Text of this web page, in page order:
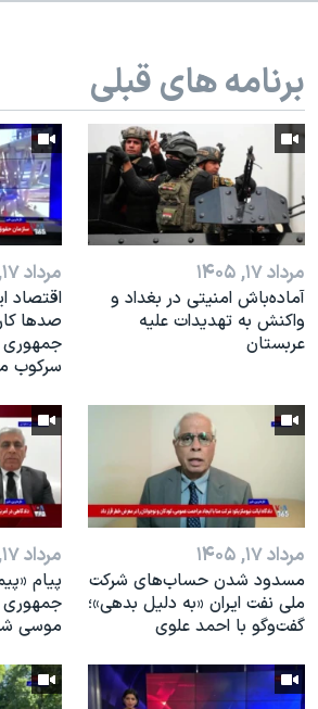
همایش محافظه‌کاران آمریکا «سی‌پک»
صفحه‌های ویژه
سفر پرزیدنت ترامپ به چین
برنامه های قبلی
مرداد ۱۷, ۱۴۰۵
آماده‌باش امنیتی در بغداد و
واکنش به تهدیدات علیه
عربستان
مرداد ۱۷, ۱۴۰۵
اقتصاد
صدها
سرکوب
مرداد ۱۷, ۱۴۰۵
مسدود شدن حساب‌های شرکت
ملی نفت ایران «به دلیل بدهی»؛
گفت‌و‌گو با احمد علوی
مرداد ۱۷, ۱۴۰۵
پیام
جمهوری
موسی